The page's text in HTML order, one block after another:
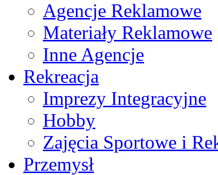
Agencje Reklamowe
Materiały Reklamowe
Inne Agencje
Rekreacja
Imprezy Integracyjne
Hobby
Zajęcia Sportowe i
Przemysł